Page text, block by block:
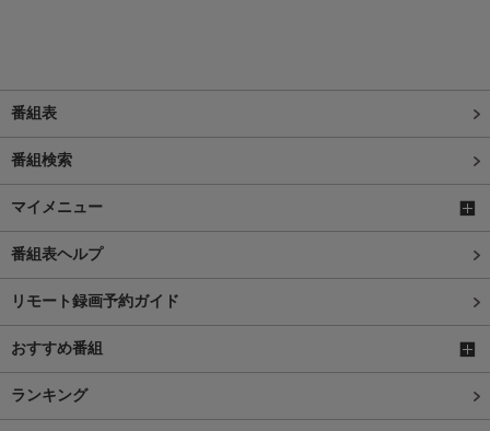
番組表
番組検索
マイメニュー
番組表ヘルプ
リモート録画予約ガイド
おすすめ番組
ランキング